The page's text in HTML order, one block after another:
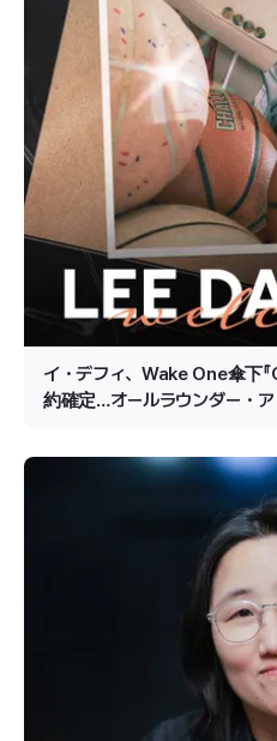
イ・デフィ、Wake One傘下
約確定…オールラウンダー・